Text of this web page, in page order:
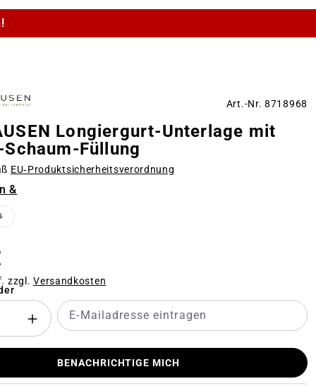
&
Art.-Nr. 8718968
Longiergurt-Unterlage mit
Füllung
EU‑Produktsicherheitsverordnung
IST ZURZEIT NICHT VERFÜGBAR.)
OPTION IST ZURZEIT NICHT VERFÜGBAR.)
zzgl.Versandkosten
BENACHRICHTIGE MICH